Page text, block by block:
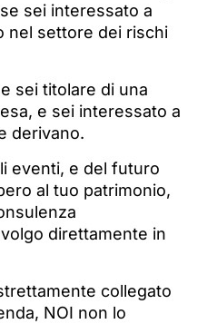
sei interessato a
nel settore dei rischi
sei titolare di una
e sei interessato a
derivano.
eventi, e del futuro
al tuo patrimonio,
direttamente in
collegato
NOI non lo